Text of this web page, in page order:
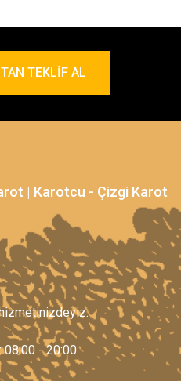
TEKLIF AL
| Karotcu - Çizgi Karot
08:00 - 20:00